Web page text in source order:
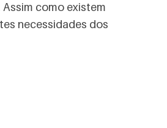
como existem
necessidades dos